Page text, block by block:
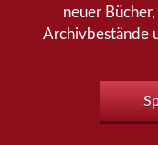
neuer
Archivbestände